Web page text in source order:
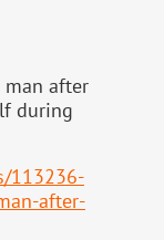
man after
during
113236-
after-